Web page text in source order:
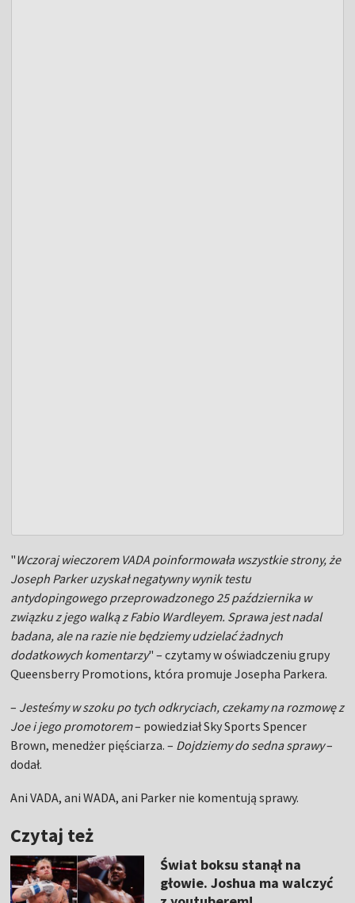
"Wczoraj wieczorem VADA poinformowała wszystkie strony, że
Joseph Parker uzyskał negatywny wynik testu
antydopingowego przeprowadzonego 25 października w
związku z jego walką z Fabio Wardleyem. Sprawa jest nadal
badana, ale na razie nie będziemy udzielać żadnych
dodatkowych komentarzy" – czytamy w oświadczeniu grupy
Queensberry Promotions, która promuje Josepha Parkera.
– Jesteśmy w szoku po tych odkryciach, czekamy na rozmowę z
Joe i jego promotorem– powiedział Sky Sports Spencer
Brown, menedżer pięściarza. – Dojdziemy do sedna sprawy–
dodał.
Ani VADA, ani WADA, ani Parker nie komentują sprawy.
Czytaj też
Świat boksu stanął na
głowie. Joshua ma walczyć